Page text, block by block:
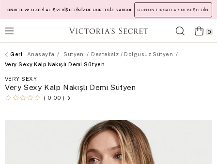
3500 TL ve ÜZERİ ALIŞVERİŞLERİNİZDE ÜCRETSİZ KARGO! GÜNÜN FIRSATLARINI KEŞFEDİN
0
Anasayfa Sütyen
Desteksiz / Dolgusuz Sütyen
Very Sexy Kalp Nakışlı Demi Sütyen
VERY SEXY
Very Sexy Kalp Nakışlı Demi Sütyen
0,00